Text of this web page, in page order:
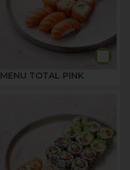
MENU TOTAL PINK